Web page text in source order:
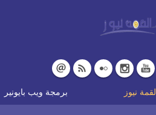
القمة نيوز برمجة ويب بايونير